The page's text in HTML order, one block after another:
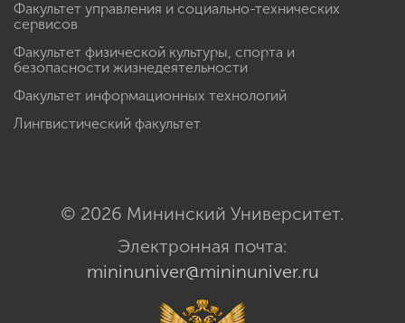
Факультет управления и социально-технических
сервисов
Факультет физической культуры, спорта и
безопасности жизнедеятельности
Факультет информационных технологий
Лингвистический факультет
© 2026 Мининский Университет.
Электронная почта:
mininuniver@mininuniver.ru